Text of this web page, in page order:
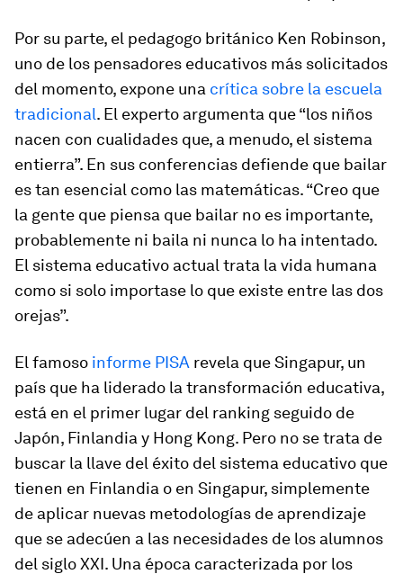
Por su parte, el pedagogo británico Ken Robinson,
uno de los pensadores educativos más solicitados
del momento, expone una crítica sobre la escuela
tradicional. El experto argumenta que “los niños
nacen con cualidades que, a menudo, el sistema
entierra”. En sus conferencias defiende que bailar
es tan esencial como las matemáticas. “Creo que
la gente que piensa que bailar no es importante,
probablemente ni baila ni nunca lo ha intentado.
El sistema educativo actual trata la vida humana
como si solo importase lo que existe entre las dos
orejas”.
El famoso informe PISA revela que Singapur, un
país que ha liderado la transformación educativa,
está en el primer lugar del ranking seguido de
Japón, Finlandia y Hong Kong. Pero no se trata de
buscar la llave del éxito del sistema educativo que
tienen en Finlandia o en Singapur, simplemente
de aplicar nuevas metodologías de aprendizaje
que se adecúen a las necesidades de los alumnos
del siglo XXI. Una época caracterizada por los